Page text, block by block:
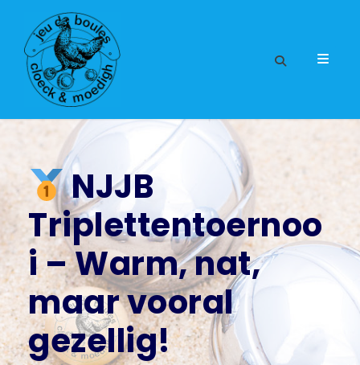
NJJB
Triplettentoernoo
i – Warm, nat,
maar vooral
gezellig!